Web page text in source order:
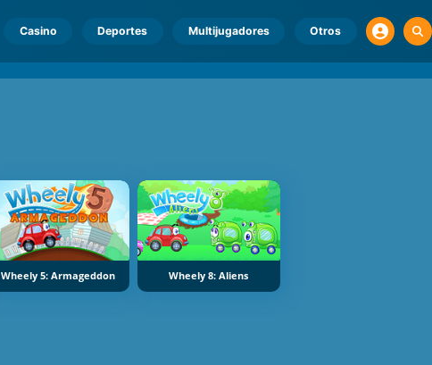
Casino Deportes Multijugadores Otros
Wheely 5: Armageddon Wheely 8: Aliens